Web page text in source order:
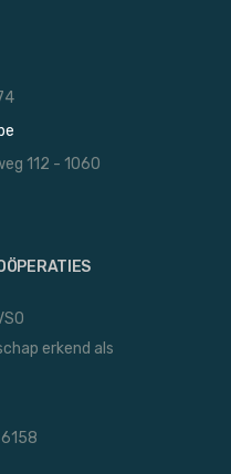
112 - 1060
erkend als